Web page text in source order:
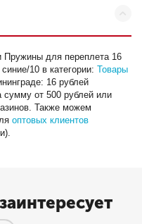
Пружины для переплета 16
10 в категории:Товары
16 рублей
сумму от 500 рублей или
Также можем
оптовых клиентов